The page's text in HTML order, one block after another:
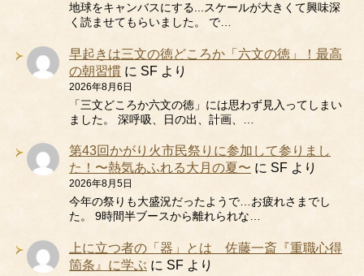
地球をキャンバスにする...スケールが大きくて興味深
く読ませてもらいました。 で…
早起きは三文の徳どころか「六文の徳」！最高
の朝習慣 に SF より
2026年8月6日
「三文どころか六文の徳」には思わず見入ってしまい
ました。 深呼吸、日の出、計画、…
第43回かがり火市民祭りに参加して参りまし
た！〜熱気あふれる大月の夏〜 に SF より
2026年8月5日
今年の祭りも大盛況だったようで…お疲れさまでし
た。 9時間半ブースから離れられな…
上に立つ者の「器」とは 佐藤一斎『重職心得
箇条』に学ぶ に SF より